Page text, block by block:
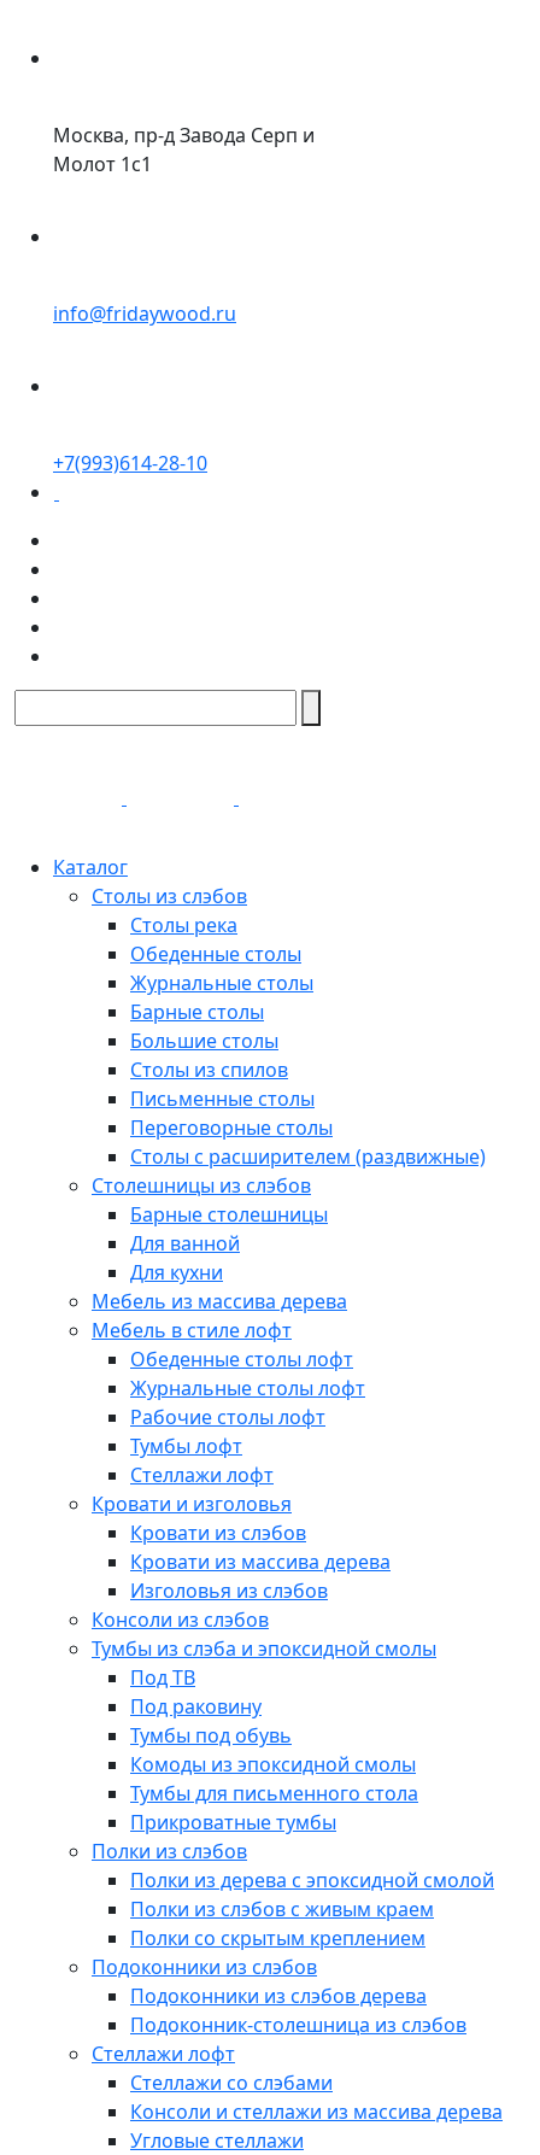
Москва, пр-д Завода Серп и
Молот 1с1
info@fridaywood.ru
+7(993)614-28-10
Каталог
Столы из слэбов
Столы река
Обеденные столы
Журнальные столы
Барные столы
Большие столы
Столы из спилов
Письменные столы
Переговорные столы
Столы с расширителем (раздвижные)
Столешницы из слэбов
Барные столешницы
Для ванной
Для кухни
Мебель из массива дерева
Мебель в стиле лофт
Обеденные столы лофт
Журнальные столы лофт
Рабочие столы лофт
Тумбы лофт
Стеллажи лофт
Кровати и изголовья
Кровати из слэбов
Кровати из массива дерева
Изголовья из слэбов
Консоли из слэбов
Тумбы из слэба и эпоксидной смолы
Под ТВ
Под раковину
Тумбы под обувь
Комоды из эпоксидной смолы
Тумбы для письменного стола
Прикроватные тумбы
Полки из слэбов
Полки из дерева с эпоксидной смолой
Полки из слэбов с живым краем
Полки со скрытым креплением
Подоконники из слэбов
Подоконники из слэбов дерева
Подоконник-столешница из слэбов
Стеллажи лофт
Стеллажи со слэбами
Консоли и стеллажи из массива дерева
Угловые стеллажи